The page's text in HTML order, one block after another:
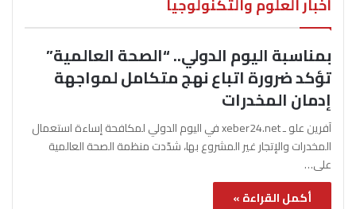
بمناسبة اليوم الدولي.. “الصحة العالمية”
تؤكد ضرورة اتباع نهج متكامل لمواجهة
إدمان المخدرات
آفرين علو ـ xeber24.net في اليوم الدولي لمكافحة إساءة استعمال
المخدرات والإتجار غير المشروع بها، شدّدت منظمة الصحة العالمية
على…
أكمل القراءة »